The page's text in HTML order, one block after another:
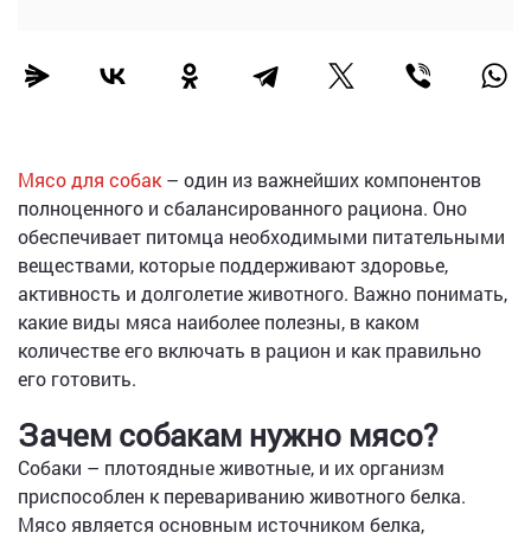
Мясо для собак– один из важнейших компонентов
полноценного и сбалансированного рациона. Оно
обеспечивает питомца необходимыми питательными
веществами, которые поддерживают здоровье,
активность и долголетие животного. Важно понимать,
какие виды мяса наиболее полезны, в каком
количестве его включать в рацион и как правильно
его готовить.
Зачем собакам нужно мясо?
Собаки – плотоядные животные, и их организм
приспособлен к перевариванию животного белка.
Мясо является основным источником белка,